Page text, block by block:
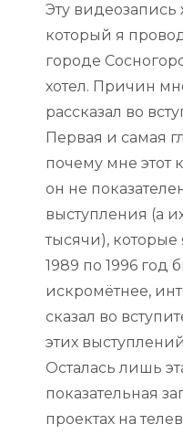
Эту видеозапись
который я
городе
хотел. Причин
рассказал во
Первая и самая
почему мне этот
он не
выступления (а
тысячи),
1989 по 1996 год
искромётнее,
сказал во
этих
Осталась лишь
показательная
проектах на